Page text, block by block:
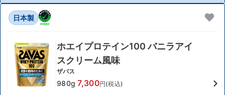
日本製
ホエイプロテイン100 バニラアイ
スクリーム風味
ザバス
980g 7,300円(税込)